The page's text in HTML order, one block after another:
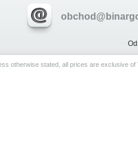
otherwise stated, all prices are exclusive